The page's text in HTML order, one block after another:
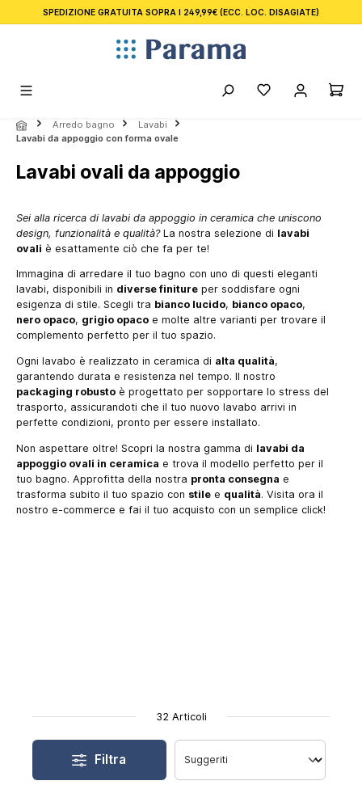
principale
SPEDIZIONE GRATUITA SOPRA I 249,99€ (ECC. LOC. DISAGIATE)
Arredo bagno
Lavabi
Lavabi da appoggio con forma ovale
Lavabi ovali da appoggio
Sei alla ricerca di lavabi da appoggio in ceramica che uniscono
design, funzionalità e qualità?La nostra selezione di lavabi
ovali è esattamente ciò che fa per te!
Immagina di arredare il tuo bagno con uno di questi eleganti
lavabi, disponibili in diverse finiture per soddisfare ogni
esigenza di stile. Scegli tra bianco lucido, bianco opaco,
nero opaco, grigio opaco e molte altre varianti per trovare il
complemento perfetto per il tuo spazio.
Ogni lavabo è realizzato in ceramica di alta qualità,
garantendo durata e resistenza nel tempo. Il nostro
packaging robusto è progettato per sopportare lo stress del
trasporto, assicurandoti che il tuo nuovo lavabo arrivi in
perfette condizioni, pronto per essere installato.
Non aspettare oltre! Scopri la nostra gamma di lavabi da
appoggio ovali in ceramica e trova il modello perfetto per il
tuo bagno. Approfitta della nostra pronta consegna e
trasforma subito il tuo spazio con stile e qualità. Visita ora il
nostro e-commerce e fai il tuo acquisto con un semplice click!
32 Articoli
Filtra